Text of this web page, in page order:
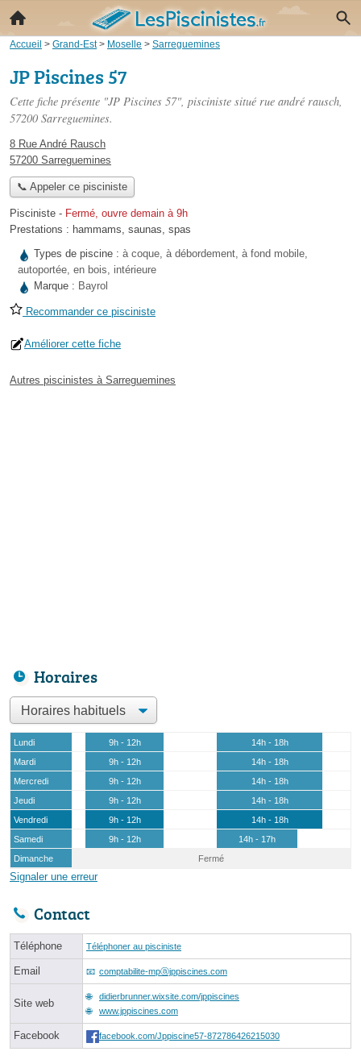
Accueil > Grand-Est> Moselle > Sarreguemines
JP Piscines 57
Cette fiche présente "JP Piscines 57", pisciniste situé rue andré rausch,
57200 Sarreguemines.
8 Rue André Rausch
57200 Sarreguemines
📞 Appeler ce pisciniste
Pisciniste - Fermé, ouvre demain à 9h
Prestations : hammams, saunas, spas
Types de piscine : à coque, à débordement, à fond mobile,
autoportée, en bois, intérieure
Marque : Bayrol
Recommander ce pisciniste
Améliorer cette fiche
Autres piscinistes à Sarreguemines
Horaires
Lundi 9h - 12h
14h - 18h
Mardi
9h - 12h
14h - 18h
Mercredi
9h - 12h
14h - 18h
Jeudi
9h - 12h
14h - 18h
Vendredi
9h - 12h
14h - 18h
Samedi
9h - 12h
14h - 17h
Dimanche
Fermé
Signaler une erreur
Contact
Téléphone Téléphoner au pisciniste
Email comptabilite-mpⓐjppiscines.com
Site web
didierbrunner.wixsite.com/jppiscines
www.jppiscines.com
Facebook facebook.com/Jppiscine57-872786426215030